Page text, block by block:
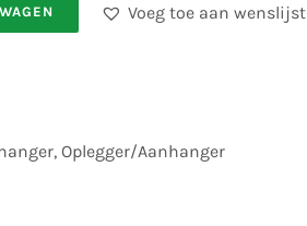
Voeg toe aan wenslijst
, Oplegger/Aanhanger